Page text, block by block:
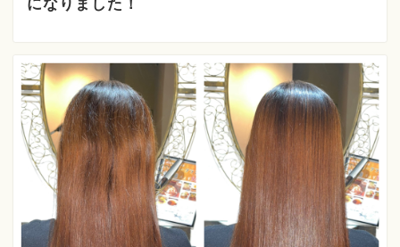
になりました！